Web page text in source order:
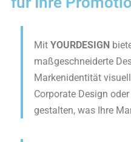
Mit YOURDESIGN
maßgeschneiderte
Markenidentität
Corporate Design
gestalten, was Ihre